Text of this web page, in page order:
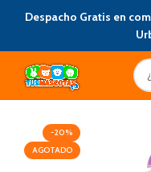
Despacho Gratis en
-20%
AGOTADO